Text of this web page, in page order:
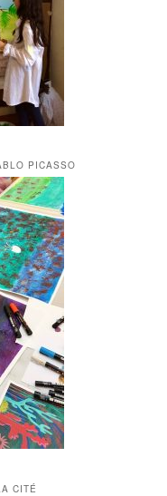
PICASSO
CITÉ